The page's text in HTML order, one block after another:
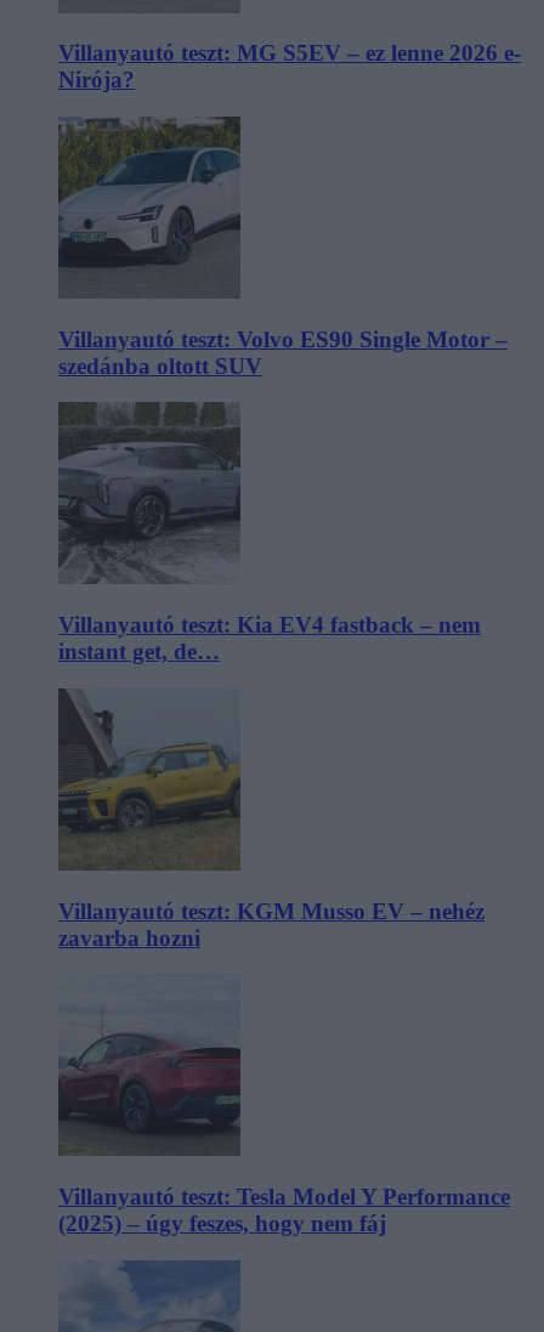
Villanyautó teszt: MG S5EV – ez lenne 2026 e-
Nirója?
Villanyautó teszt: Volvo ES90 Single Motor –
szedánba oltott SUV
Villanyautó teszt: Kia EV4 fastback – nem
instant get, de…
Villanyautó teszt: KGM Musso EV – nehéz
zavarba hozni
Villanyautó teszt: Tesla Model Y Performance
(2025) – úgy feszes, hogy nem fáj